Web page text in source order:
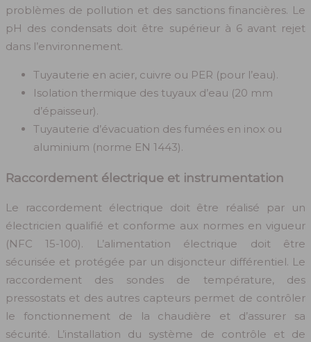
problèmes de pollution et des sanctions financières. Le
pH des condensats doit être supérieur à 6 avant rejet
dans l’environnement.
Tuyauterie en acier, cuivre ou PER (pour l’eau).
Isolation thermique des tuyaux d’eau (20 mm
d’épaisseur).
Tuyauterie d’évacuation des fumées en inox ou
aluminium (norme EN 1443).
Raccordement électrique et instrumentation
Le raccordement électrique doit être réalisé par un
électricien qualifié et conforme aux normes en vigueur
(NFC 15-100). L’alimentation électrique doit être
sécurisée et protégée par un disjoncteur différentiel. Le
raccordement des sondes de température, des
pressostats et des autres capteurs permet de contrôler
le fonctionnement de la chaudière et d’assurer sa
sécurité. L’installation du système de contrôle et de